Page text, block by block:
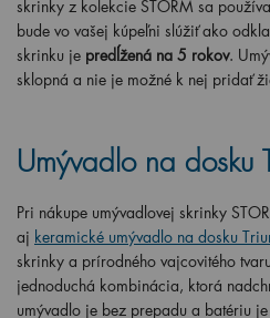
skrinky z kolekcie STORM sa
bude vo vašej kúpeľni slúžiť ako
skrinku je predĺžená na 5 rokov.
sklopná a nie je možné k nej pridať
Umývadlo na dosku
Pri nákupe umývadlovej skrinky
aj keramické umývadlo na dosku
skrinky a prírodného vajcovitého
jednoduchá kombinácia, ktorá
umývadlo je bez prepadu a batériu